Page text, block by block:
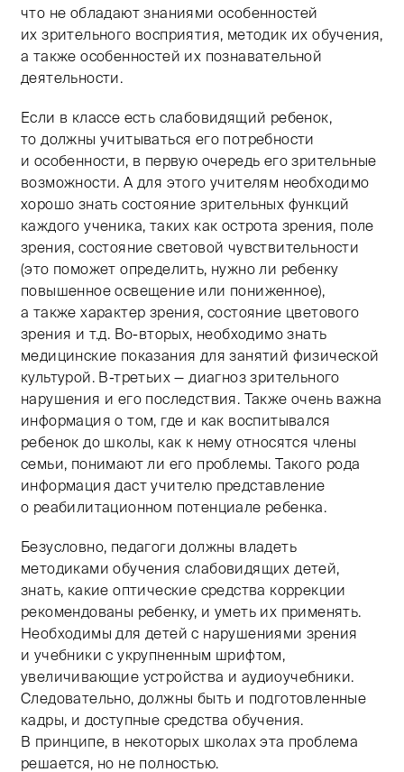
что не обладают знаниями особенностей
их зрительного восприятия, методик их обучения,
а также особенностей их познавательной
деятельности.
Если в классе есть слабовидящий ребенок,
то должны учитываться его потребности
и особенности, в первую очередь его зрительные
возможности. А для этого учителям необходимо
хорошо знать состояние зрительных функций
каждого ученика, таких как острота зрения, поле
зрения, состояние световой чувствительности
(это поможет определить, нужно ли ребенку
повышенное освещение или пониженное),
а также характер зрения, состояние цветового
зрения и т.д. Во-вторых, необходимо знать
медицинские показания для занятий физической
культурой. В-третьих — диагноз зрительного
нарушения и его последствия. Также очень важна
информация о том, где и как воспитывался
ребенок до школы, как к нему относятся члены
семьи, понимают ли его проблемы. Такого рода
информация даст учителю представление
о реабилитационном потенциале ребенка.
Безусловно, педагоги должны владеть
методиками обучения слабовидящих детей,
знать, какие оптические средства коррекции
рекомендованы ребенку, и уметь их применять.
Необходимы для детей с нарушениями зрения
и учебники с укрупненным шрифтом,
увеличивающие устройства и аудиоучебники.
Следовательно, должны быть и подготовленные
кадры, и доступные средства обучения.
В принципе, в некоторых школах эта проблема
решается, но не полностью.